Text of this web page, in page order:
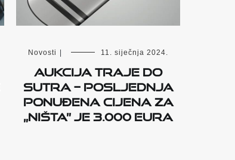
Novosti 11. siječnja 2024.
Aukcija traje do
sutra – posljednja
ponuđena cijena za
„Ništa” je 3.000 eura